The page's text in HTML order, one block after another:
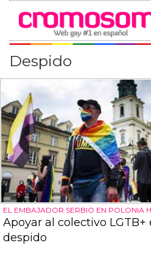
Despido
EL EMBAJADOR SERBIO EN POLONIA
Apoyar al colectivo LGTB+
despido